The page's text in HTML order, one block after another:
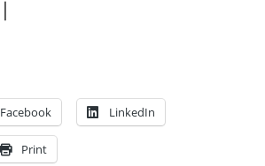
Facebook LinkedIn
Print